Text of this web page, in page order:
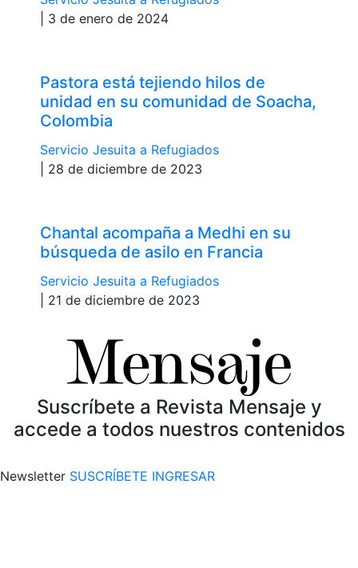
| 3 de enero de 2024
Pastora está tejiendo hilos de
unidad en su comunidad de Soacha,
Colombia
Servicio Jesuita a Refugiados
| 28 de diciembre de 2023
Chantal acompaña a Medhi en su
búsqueda de asilo en Francia
Servicio Jesuita a Refugiados
| 21 de diciembre de 2023
Suscríbete a Revista Mensaje y
accede a todos nuestros contenidos
Newsletter SUSCRÍBETE INGRESAR